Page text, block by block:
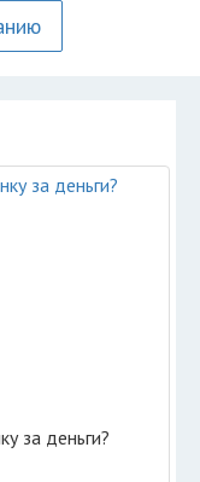
за деньги?